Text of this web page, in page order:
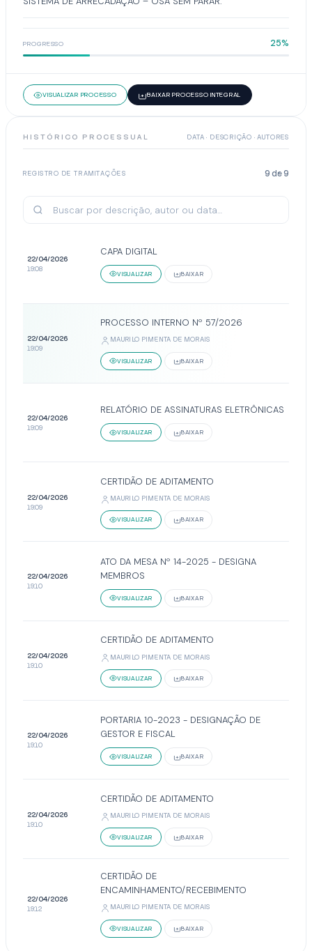
PROGRESSO 25%
VISUALIZAR PROCESSO BAIXAR PROCESSO INTEGRAL
HISTÓRICO PROCESSUAL DATA · DESCRIÇÃO · AUTORES
REGISTRO DE TRAMITAÇÕES 9 de9
22/04/2026
19:08
CAPA DIGITAL
VISUALIZAR BAIXAR
22/04/2026
19:09
PROCESSO INTERNO Nº 57/2026
MAURILO PIMENTA DE MORAIS
VISUALIZAR BAIXAR
22/04/2026
19:09
RELATÓRIO DE ASSINATURAS ELETRÔNICAS
VISUALIZAR BAIXAR
22/04/2026
19:09
CERTIDÃO DE ADITAMENTO
MAURILO PIMENTA DE MORAIS
VISUALIZAR BAIXAR
22/04/2026
19:10
ATO DA MESA Nº 14-2025 - DESIGNA
MEMBROS
VISUALIZAR BAIXAR
22/04/2026
19:10
CERTIDÃO DE ADITAMENTO
MAURILO PIMENTA DE MORAIS
VISUALIZAR BAIXAR
22/04/2026
19:10
PORTARIA 10-2023 - DESIGNAÇÃO DE
GESTOR E FISCAL
VISUALIZAR BAIXAR
22/04/2026
19:10
CERTIDÃO DE ADITAMENTO
MAURILO PIMENTA DE MORAIS
VISUALIZAR BAIXAR
22/04/2026
19:12
CERTIDÃO DE
ENCAMINHAMENTO/RECEBIMENTO
MAURILO PIMENTA DE MORAIS
VISUALIZAR BAIXAR